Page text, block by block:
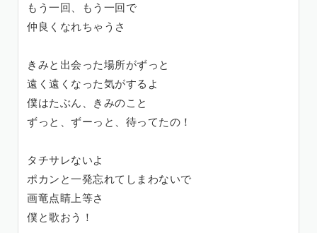
もう一回、もう一回で
仲良くなれちゃうさ
きみと出会った場所がずっと
遠く遠くなった気がするよ
僕はたぶん、きみのこと
ずっと、ずーっと、待ってたの！
タチサレないよ
ポカンと一発忘れてしまわないで
画竜点睛上等さ
僕と歌おう！